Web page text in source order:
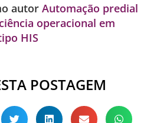
autor Automação predial
operacional em
HIS
POSTAGEM